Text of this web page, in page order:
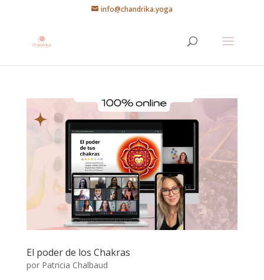
info@chandrika.yoga
El poder de los Chakras
por Patricia Chalbaud